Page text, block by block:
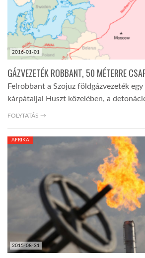
2016-01-01
GÁZVEZETÉK ROBBANT, 50 MÉTERRE
Felrobbant a Szojuz földgázvezeték egy
kárpátaljai Huszt közelében, a
FOLYTATÁS →
2015-08-31
AFRIKA